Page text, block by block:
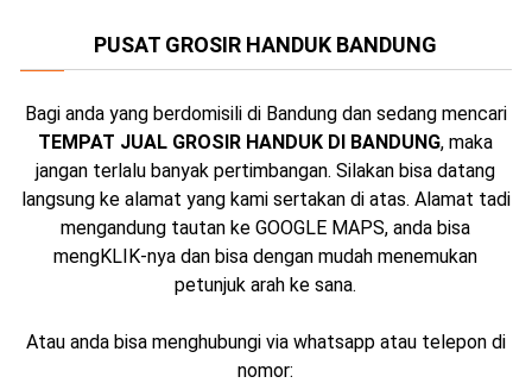
PUSAT GROSIR HANDUK BANDUNG
Bagi anda yang berdomisili di Bandung dan sedang mencari
TEMPAT JUAL GROSIR HANDUK DI BANDUNG, maka
jangan terlalu banyak pertimbangan. Silakan bisa datang
langsung ke alamat yang kami sertakan di atas. Alamat tadi
mengandung tautan ke GOOGLE MAPS, anda bisa
mengKLIK-nya dan bisa dengan mudah menemukan
petunjuk arah ke sana.
Atau anda bisa menghubungi via whatsapp atau telepon di
nomor: